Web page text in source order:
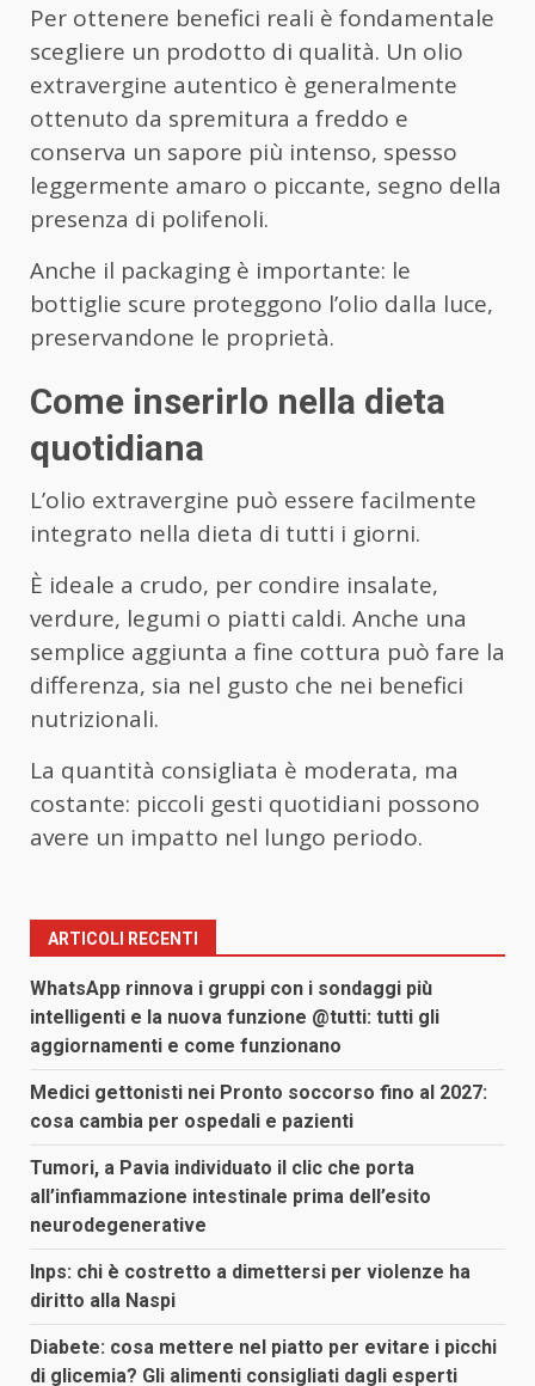
Per ottenere benefici reali è fondamentale
scegliere un prodotto di qualità. Un olio
extravergine autentico è generalmente
ottenuto da spremitura a freddo e
conserva un sapore più intenso, spesso
leggermente amaro o piccante, segno della
presenza di polifenoli.
Anche il packaging è importante: le
bottiglie scure proteggono l’olio dalla luce,
preservandone le proprietà.
Come inserirlo nella dieta
quotidiana
L’olio extravergine può essere facilmente
integrato nella dieta di tutti i giorni.
È ideale a crudo, per condire insalate,
verdure, legumi o piatti caldi. Anche una
semplice aggiunta a fine cottura può fare la
differenza, sia nel gusto che nei benefici
nutrizionali.
La quantità consigliata è moderata, ma
costante: piccoli gesti quotidiani possono
avere un impatto nel lungo periodo.
ARTICOLI RECENTI
WhatsApp rinnova i gruppi con i sondaggi più
intelligenti e la nuova funzione @tutti: tutti gli
aggiornamenti e come funzionano
Medici gettonisti nei Pronto soccorso fino al 2027:
cosa cambia per ospedali e pazienti
Tumori, a Pavia individuato il clic che porta
all’infiammazione intestinale prima dell’esito
neurodegenerative
Inps: chi è costretto a dimettersi per violenze ha
diritto alla Naspi
Diabete: cosa mettere nel piatto per evitare i picchi
di glicemia? Gli alimenti consigliati dagli esperti